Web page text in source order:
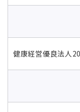
健康経営優良法人